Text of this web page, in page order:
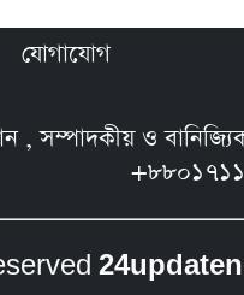
যোগাযোগ
, সম্পাদকীয় ও